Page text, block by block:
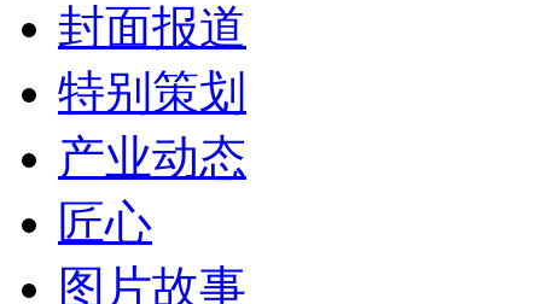
封面报道
特别策划
产业动态
匠心
图片故事